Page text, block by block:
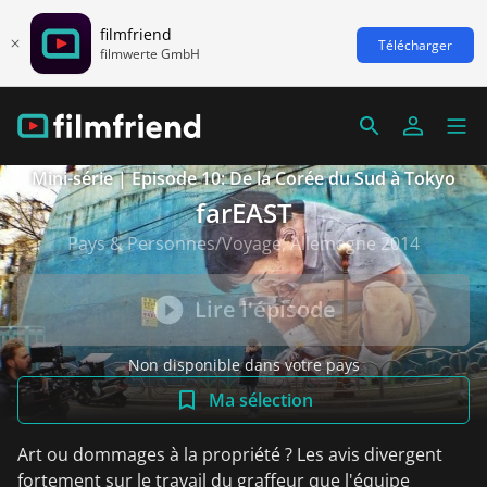
filmfriend
filmwerte GmbH Télécharger
Mini-série | Episode 10: De la Corée du Sud à Tokyo
farEAST
Pays & Personnes/Voyage, Allemagne 2014
Lire l'épisode
Non disponible dans votre pays
Ma sélection
Art ou dommages à la propriété ? Les avis divergent
fortement sur le travail du graffeur que l'équipe